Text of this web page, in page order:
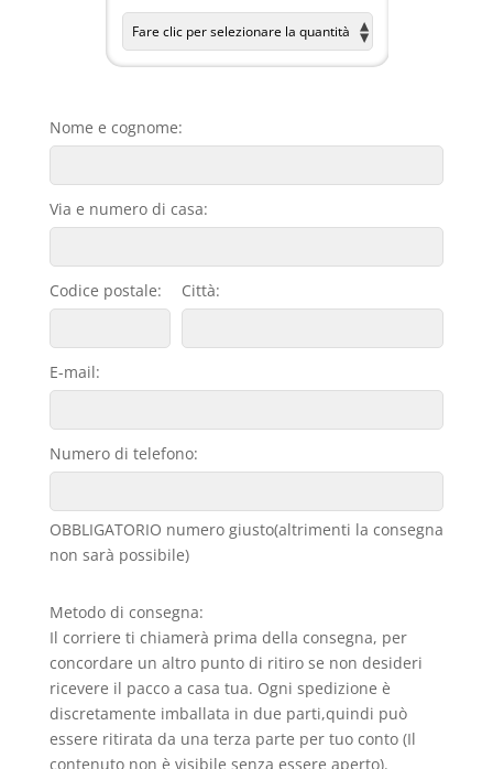
Nome e cognome:
Via e numero di casa:
Codice postale: Città:
E-mail:
Numero di telefono:
OBBLIGATORIO numero giusto(altrimenti la consegna
non sarà possibile)
Metodo di consegna:
Il corriere ti chiamerà prima della consegna, per
concordare un altro punto di ritiro se non desideri
ricevere il pacco a casa tua. Ogni spedizione è
discretamente imballata in due parti,quindi può
essere ritirata da una terza parte per tuo conto (Il
contenuto non è visibile senza essere aperto).